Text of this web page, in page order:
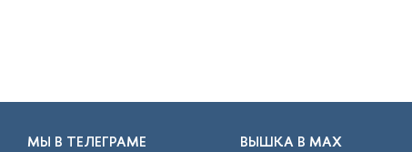
МЫ В ТЕЛЕГРАМЕ
ВЫШКА В МАХ